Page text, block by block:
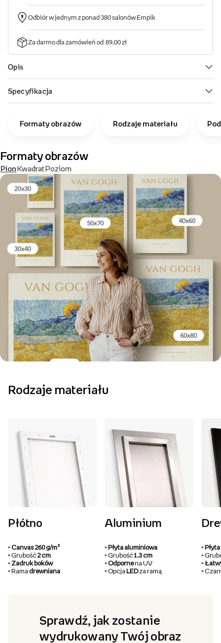
Formaty obrazów Rodzaje materiału
Formaty obrazów
PionKwadratPoziom
Rodzaje materiału
Płótno
▫️ Canvas 260 g/m²
▫️ Grubość 2 cm
▫️ Zadruk boków
▫️ Rama drewniana
Aluminium
▫️ Płyta aluminiowa
▫️ Grubość1,3 cm
▫️ Odpornena UV
▫️ Opcja LEDza ramą
▫️
▫️
▫️
▫️
Sprawdź, jak zostanie
wydrukowany Twój obraz